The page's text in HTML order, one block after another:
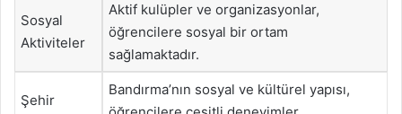
Sosyal
Aktiviteler
Aktif kulüpler ve organizasyonlar,
öğrencilere sosyal bir ortam
sağlamaktadır.
Şehir
Bandırma’nın sosyal ve kültürel yapısı,